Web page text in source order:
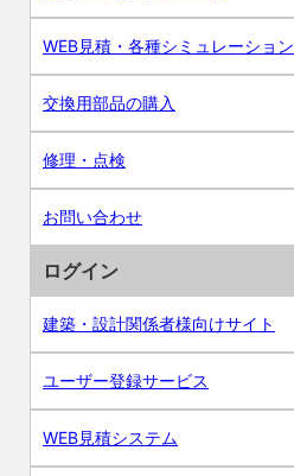
WEB見積・各種シミュレーション
交換用部品の購入
修理・点検
お問い合わせ
ログイン
建築・設計関係者様向けサイト
ユーザー登録サービス
WEB見積システム